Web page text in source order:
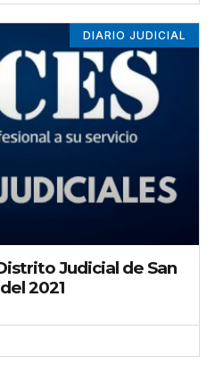
DIARIO JUDICIAL
Judicial de San
2021